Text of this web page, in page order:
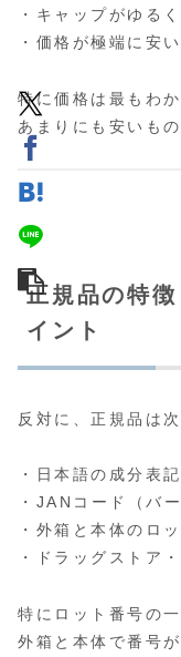
・キャップがゆる
・価格が極端に安
特に価格は最もわ
あまりにも安いも
正規品の特
イント
反対に、正規品は
・日本語の成分表
・JANコード（バ
・外箱と本体のロ
・ドラッグストア
特にロット番号の
外箱と本体で番号